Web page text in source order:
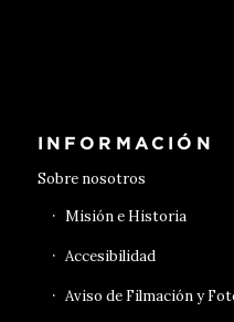
INFORMACIÓN
Sobre nosotros
Misión e Historia
Accesibilidad
Aviso de Filmación y